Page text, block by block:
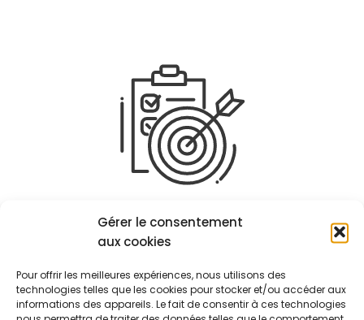
Gérer le consentement
aux cookies
Pour offrir les meilleures expériences, nous utilisons des
technologies telles que les cookies pour stocker et/ou accéder aux
informations des appareils. Le fait de consentir à ces technologies
Le rôle de nos experts est d’éclairer,
d’argumenter et/ou de proposer les orientations
opportunes.
L’accompagnement se concrétise par la